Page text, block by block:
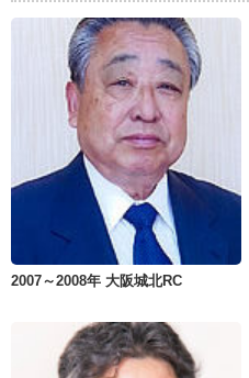
2007～2008年 大阪城北RC